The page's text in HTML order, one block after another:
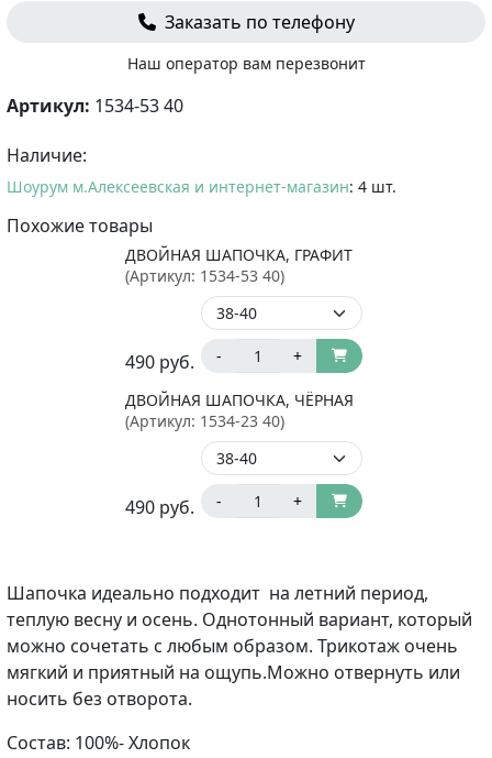
Заказать по телефону
Наш оператор вам перезвонит
Артикул: 1534-53 40
Наличие:
Шоурум м.Алексеевская и интернет-магазин: 4 шт.
Похожие товары
ДВОЙНАЯ ШАПОЧКА, ГРАФИТ
(Артикул: 1534-53 40)
490 руб. - +
ДВОЙНАЯ ШАПОЧКА, ЧЁРНАЯ
(Артикул: 1534-23 40)
490 руб. - +
Шапочка идеально подходит на летний период,
теплую весну и осень. Однотонный вариант, который
можно сочетать с любым образом. Трикотаж очень
мягкий и приятный на ощупь.Можно отвернуть или
носить без отворота.
Состав: 100%- Хлопок